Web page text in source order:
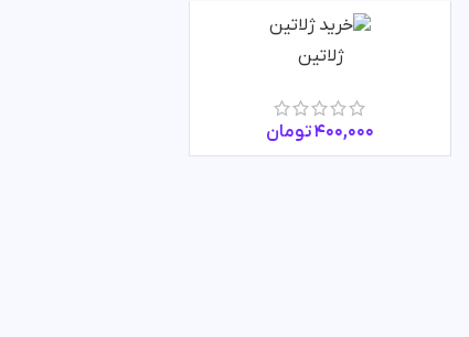
ژلاتین
400,000تومان